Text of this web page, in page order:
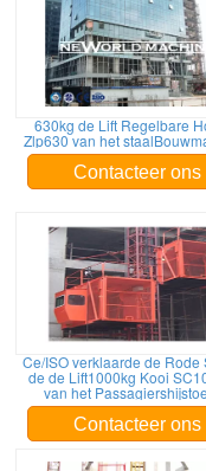
630kg de Lift Regelbare
Zlp630 van het
Contacteer ons
Ce/ISO verklaarde de Rode
de de Lift1000kg Kooi
van het
Contacteer ons